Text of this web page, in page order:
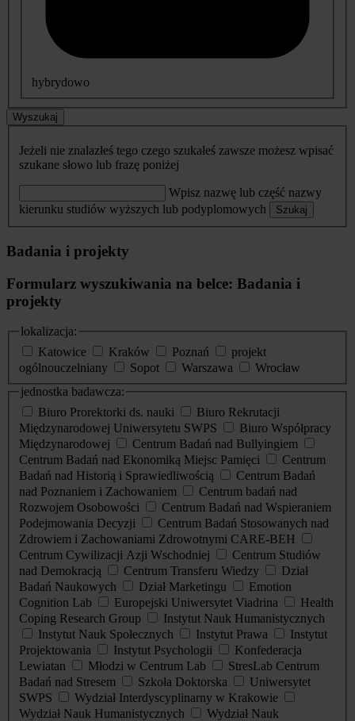
hybrydowo
Wyszukaj
Jeżeli nie znalazłeś tego czego szukałeś zawsze możesz wpisać
szukane słowo lub frazę poniżej
Wpisz nazwę lub część nazwy
kierunku studiów wyższych lub podyplomowych
Szukaj
Badania i projekty
Formularz wyszukiwania na belce: Badania i
projekty
lokalizacja:
Katowice
Kraków Poznań
projekt
ogólnouczelniany
Sopot Warszawa
Wrocław
jednostka badawcza:
Biuro Prorektorki ds. nauki
Biuro Rekrutacji
Międzynarodowej Uniwersytetu SWPS
Biuro Współpracy
Międzynarodowej
Centrum Badań nad Bullyingiem
Centrum Badań nad Ekonomiką Miejsc Pamięci
Centrum
Badań nad Historią i Sprawiedliwością
Centrum Badań
nad Poznaniem i Zachowaniem
Centrum badań nad
Rozwojem Osobowości
Centrum Badań nad Wspieraniem
Podejmowania Decyzji
Centrum Badań Stosowanych nad
Zdrowiem i Zachowaniami Zdrowotnymi CARE-BEH
Centrum Cywilizacji Azji Wschodniej
Centrum Studiów
nad Demokracją
Centrum Transferu Wiedzy
Dział
Badań Naukowych
Dział Marketingu
Emotion
Cognition Lab
Europejski Uniwersytet Viadrina
Health
Coping Research Group
Instytut Nauk Humanistycznych
Instytut Nauk Społecznych
Instytut Prawa
Instytut
Projektowania
Instytut Psychologii
Konfederacja
Lewiatan
Młodzi w Centrum Lab
StresLab Centrum
Badań nad Stresem
Szkoła Doktorska
Uniwersytet
SWPS
Wydział Interdyscyplinarny w Krakowie
Wydział Nauk Humanistycznych
Wydział Nauk